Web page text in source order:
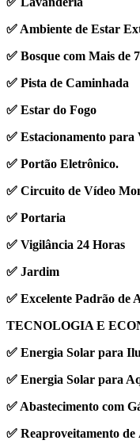
✅ Ambiente de Estar
✅ Bosque com Mais de
✅ Pista de Caminhada
✅ Estar do Fogo
✅ Estacionamento para
✅ Portão Eletrônico.
✅ Circuito de Vídeo
✅ Portaria
✅ Vigilância 24 Horas
✅ Jardim
✅ Excelente Padrão de
TECNOLOGIA E
✅ Energia Solar para
✅ Energia Solar para
✅ Abastecimento com
✅ Reaproveitamento de